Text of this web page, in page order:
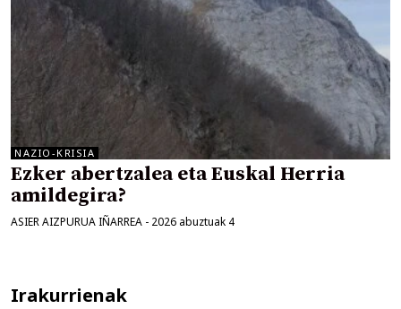
NAZIO-KRISIA
Ezker abertzalea eta Euskal Herria
amildegira?
ASIER AIZPURUA IÑARREA - 2026 abuztuak 4
Irakurrienak